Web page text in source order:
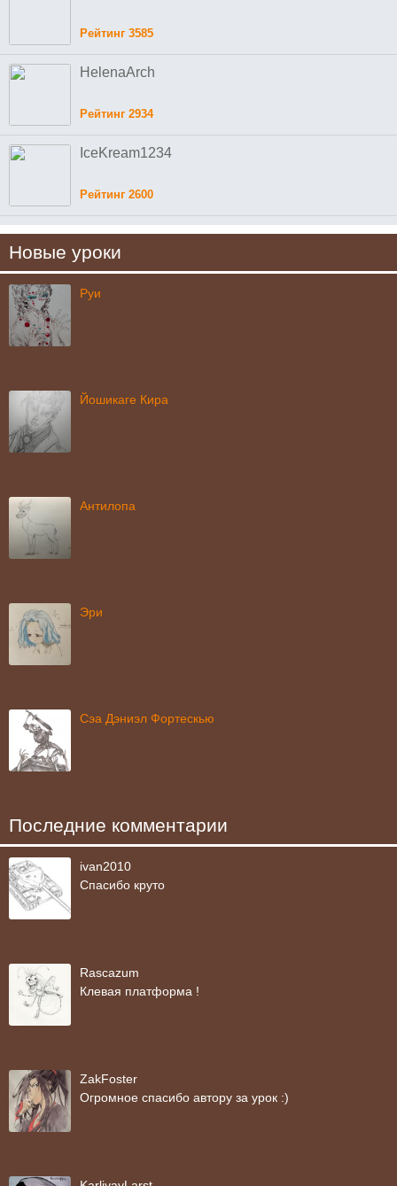
Рейтинг 3585
HelenaArch
Рейтинг 2934
IceKream1234
Рейтинг 2600
Новые уроки
Руи
Йошикаге Кира
Антилопа
Эри
Сэа Дэниэл Фортескью
Последние комментарии
ivan2010
Спасибо круто
Rascazum
Клевая платформа !
ZakFoster
Огромное спасибо автору за урок :)